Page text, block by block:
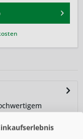
besteht...mehr